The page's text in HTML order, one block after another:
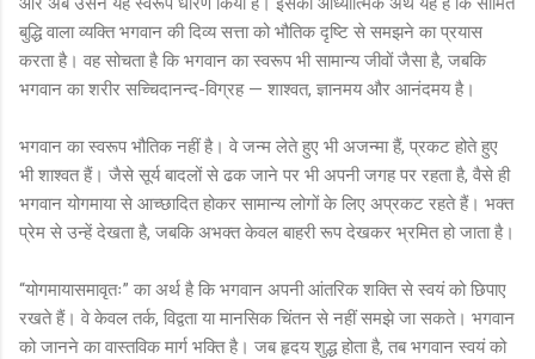
बुद्धि वाला व्यक्ति भगवान की दिव्य सत्ता को भौतिक दृष्टि से समझने का प्रयास
करता है। वह सोचता है कि भगवान का स्वरूप भी सामान्य जीवों जैसा है, जबकि
भगवान का शरीर सच्चिदानन्द-विग्रह — शाश्वत, ज्ञानमय और आनंदमय है।
भगवान का स्वरूप भौतिक नहीं है। वे जन्म लेते हुए भी अजन्मा हैं, प्रकट होते हुए
भी शाश्वत हैं। जैसे सूर्य बादलों से ढक जाने पर भी अपनी जगह पर रहता है, वैसे ही
भगवान योगमाया से आच्छादित होकर सामान्य लोगों के लिए अप्रकट रहते हैं। भक्त
प्रेम से उन्हें देखता है, जबकि अभक्त केवल बाहरी रूप देखकर भ्रमित हो जाता है।
“योगमायासमावृतः” का अर्थ है कि भगवान अपनी आंतरिक शक्ति से स्वयं को छिपाए
रखते हैं। वे केवल तर्क, विद्वता या मानसिक चिंतन से नहीं समझे जा सकते। भगवान
को जानने का वास्तविक मार्ग भक्ति है। जब हृदय शुद्ध होता है, तब भगवान स्वयं को